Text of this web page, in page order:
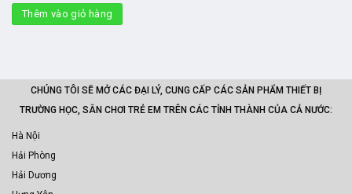
Thêm vào giỏ hàng
CHÚNG TÔI SẼ MỞ CÁC ĐẠI LÝ, CUNG CẤP CÁC SẢN PHẨM THIẾT BỊ
TRƯỜNG HỌC, SÂN CHƠI TRẺ EM TRÊN CÁC TỈNH THÀNH CỦA CẢ NƯỚC:
Hà Nội
Hải Phòng
Hải Dương